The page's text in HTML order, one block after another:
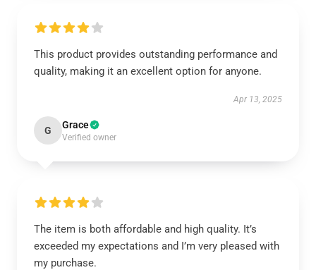
This product provides outstanding performance and
quality, making it an excellent option for anyone.
Apr 13, 2025
G Grace
Verified owner
The item is both affordable and high quality. It’s
exceeded my expectations and I’m very pleased with
my purchase.